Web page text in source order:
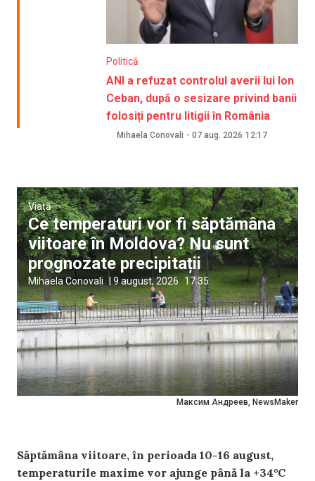
Politică
ANI a refuzat controlul averii lui Ion
Ceban, după o sesizare privind banii
folosiți pentru litigii în România
Mihaela Conovali - 07 aug. 2026 12:17
Максим Андреев, NewsMaker
Viață
Ce temperaturi vor fi săptămâna
viitoare în Moldova? Nu sunt
prognozate precipitații
Mihaela Conovali | 9 august, 2026 17:35
Săptămâna viitoare, în perioada 10-16 august,
temperaturile maxime vor ajunge până la +34°C